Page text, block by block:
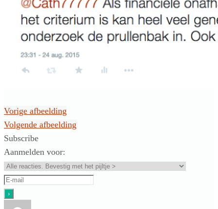
Vorige afbeelding
Volgende afbeelding
Subscribe
Aanmelden voor: